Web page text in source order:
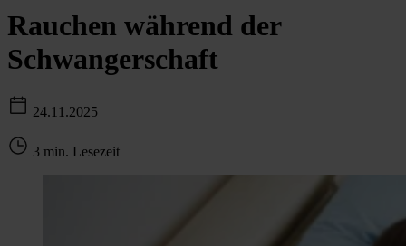
Rauchen während der
Schwangerschaft
24.11.2025
3 min. Lesezeit